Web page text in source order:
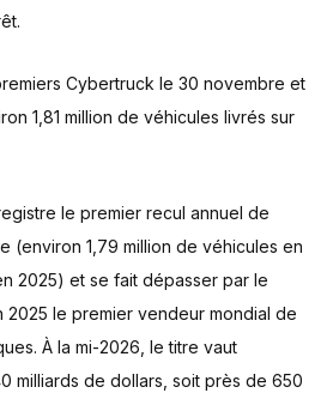
Cybertruck le 30 novembre et
1,81 million de véhicules livrés sur
le premier recul annuel de
(environ 1,79 million de véhicules en
2025) et se fait dépasser par le
2025 le premier vendeur mondial de
À la mi-2026, le titre vaut
milliards de dollars, soit près de 650